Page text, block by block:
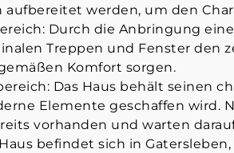
aufbereitet werden, um den
Durch die Anbringung
Treppen und Fenster den
Komfort sorgen.
Das Haus behält seinen
Elemente geschaffen wird.
vorhanden und warten
befindet sich in